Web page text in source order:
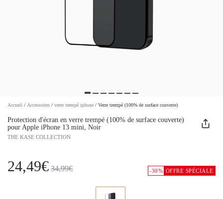
Accueil / Accessoires / verre trempé iphone / Verre trempé (100% de surface couverte)
Protection d'écran en verre trempé (100% de surface couverte)
pour Apple iPhone 13 mini, Noir
THE KASE COLLECTION
-30% OFFRE SPÉCIALE
24,49€ 34,99€